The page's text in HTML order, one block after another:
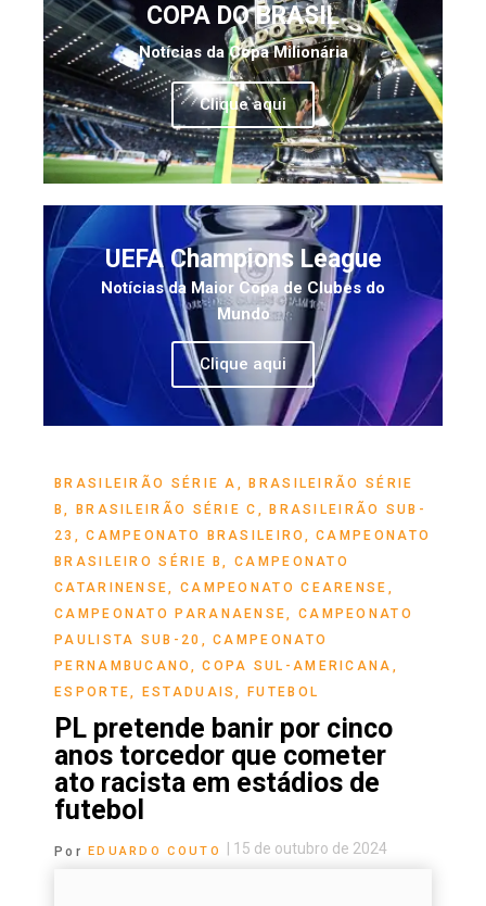
COPA DO BRASIL
Notícias da Copa Milionária
Clique aqui
UEFA Champions League
Notícias da Maior Copa de Clubes do
Mundo
Clique aqui
BRASILEIRÃO SÉRIE A ,BRASILEIRÃO SÉRIE
B
BRASILEIRÃO SÉRIE C ,BRASILEIRÃO SUB-
23
,CAMPEONATO BRASILEIRO ,CAMPEONATO
BRASILEIRO SÉRIE B
,CAMPEONATO
CATARINENSE
CAMPEONATO CEARENSE
CAMPEONATO PARANAENSE
CAMPEONATO
PAULISTA SUB-20
,CAMPEONATO
PERNAMBUCANO
,COPA SUL-AMERICANA
ESPORTE
ESTADUAIS ,FUTEBOL
PL pretende banir por cinco
anos torcedor que cometer
ato racista em estádios de
futebol
Por EDUARDO COUTO 15 de outubro de 2024